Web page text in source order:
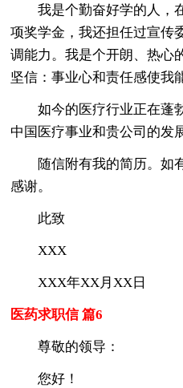
我是个勤奋好学的人，
项奖学金，我还担任过宣传
调能力。我是个开朗、热心
坚信：事业心和责任感使我
如今的医疗行业正在蓬
中国医疗事业和贵公司的发
随信附有我的简历。如
感谢。
此致
XXX
XXX年XX月XX日
医药求职信 篇6
尊敬的领导：
您好！